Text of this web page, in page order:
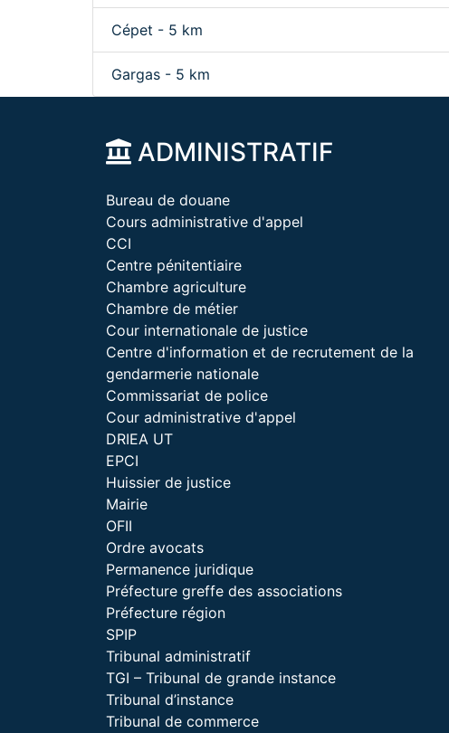
Cépet - 5 km
Gargas - 5 km
ADMINISTRATIF
Bureau de douane
Cours administrative d'appel
CCI
Centre pénitentiaire
Chambre agriculture
Chambre de métier
Cour internationale de justice
Centre d'information et de recrutement de la
gendarmerie nationale
Commissariat de police
Cour administrative d'appel
DRIEA UT
EPCI
Huissier de justice
Mairie
OFII
Ordre avocats
Permanence juridique
Préfecture greffe des associations
Préfecture région
SPIP
Tribunal administratif
TGI – Tribunal de grande instance
Tribunal d’instance
Tribunal de commerce